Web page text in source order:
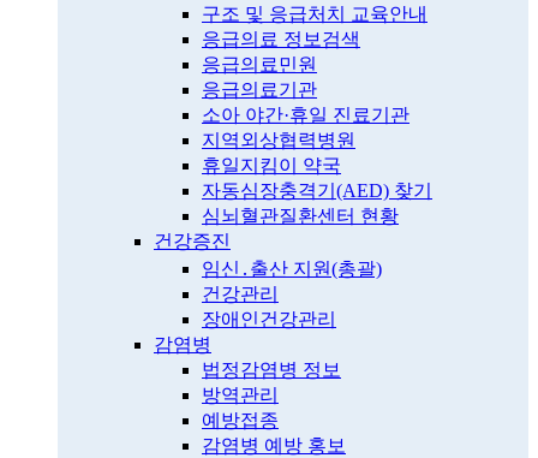
구조 및 응급처치 교육안내
응급의료 정보검색
응급의료민원
응급의료기관
소아 야간·휴일 진료기관
지역외상협력병원
휴일지킴이 약국
자동심장충격기(AED) 찾기
심뇌혈관질환센터 현황
건강증진
임신․출산 지원(총괄)
건강관리
장애인건강관리
감염병
법정감염병 정보
방역관리
예방접종
감염병 예방 홍보